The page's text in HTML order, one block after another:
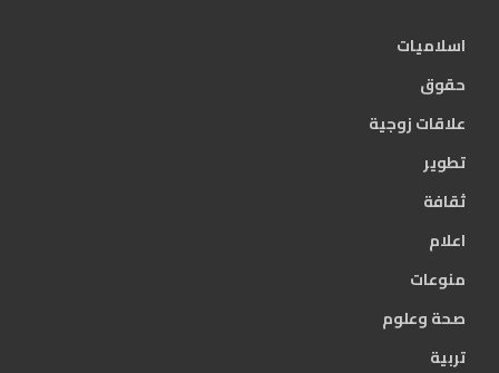
اسلاميات
حقوق
علاقات زوجية
تطوير
ثقافة
اعلام
منوعات
صحة وعلوم
تربية